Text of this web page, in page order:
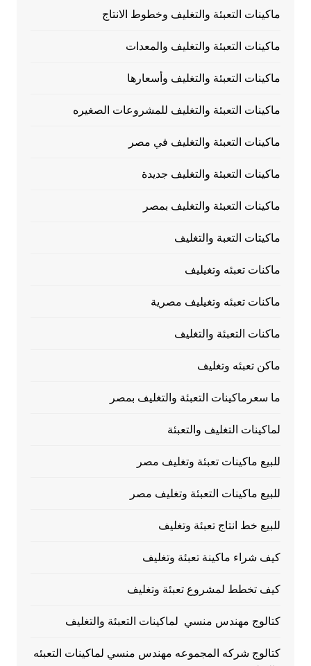
ماكينات التعبئة والتغليف وخطوط الانتاج
ماكينات التعبئة والتغليف والمعدات
ماكينات التعبئة والتغليف وأسعارها
ماكينات التعبئة والتغليف للمشروعات الصغيره
ماكينات التعبئة والتغليف في مصر
ماكينات التعبئة والتغليف جديدة
ماكينات التعبئة والتغليف بمصر
ماكيتات التعبة والتغليف
ماكنات تعبئه وتغيليف
ماكنات تعبئه وتغيليف مصرية
ماكنات التعبئة والتغليف
ماكن تعبئه وتغليف
ما سعرماكينات التعبئة والتغليف بمصر
لماكينات التغليف والتعبئة
للبيع ماكينات تعبئة وتغليف مصر
للبيع ماكينات التعبئة وتغليف مصر
للبيع خط انتاج تعبئة وتغليف
كيف شراء ماكينة تعبئة وتغليف
كيف تخطط لمشروع تعبئة وتغليف
كتالوج مهندس منسي لماكينات التعبئة والتغليف
كتالوج شركه المجموعه مهندس منسي لماكينات التعبئه